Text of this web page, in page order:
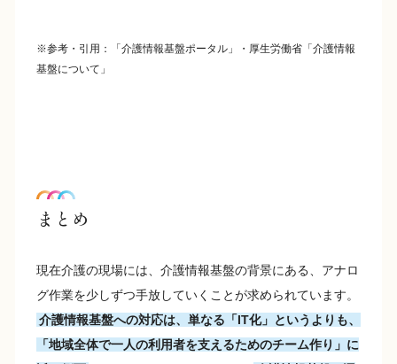
※参考・引用：「介護情報基盤ポータル」・厚生労働省「介護情報
基盤について」
まとめ
現在介護の現場には、介護情報基盤の背景にある、アナロ
グ作業を少しずつ手放していくことが求められています。
介護情報基盤への対応は、単なる「IT化」というよりも、
「地域全体で一人の利用者を支えるためのチーム作り」に